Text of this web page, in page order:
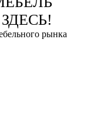
рынка